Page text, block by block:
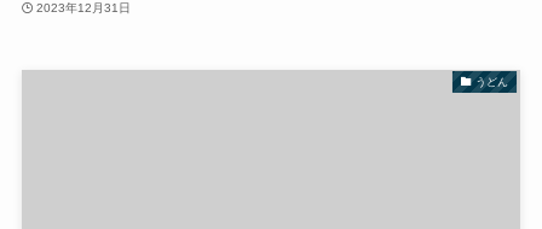
2023年12月31日
うどん